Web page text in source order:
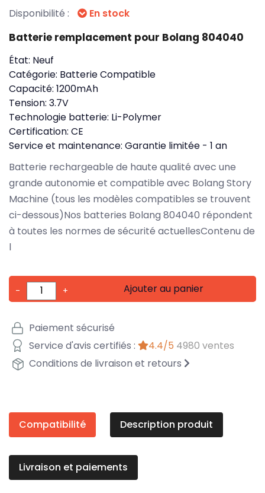
Disponibilité : En stock
Batterie remplacement pour Bolang 804040
État: Neuf
Catégorie: Batterie Compatible
Capacité: 1200mAh
Tension: 3.7V
Technologie batterie: Li-Polymer
Certification: CE
Service et maintenance: Garantie limitée - 1 an
Batterie rechargeable de haute qualité avec une
grande autonomie et compatible avec Bolang Story
Machine (tous les modèles compatibles se trouvent
ci-dessous)Nos batteries Bolang 804040 répondent
à toutes les normes de sécurité actuellesContenu de
l
- + Ajouter au panier
Paiement sécurisé
Service d'avis certifiés :
4.4/5 4980 ventes
Conditions de livraison et retours
Compatibilité Description produit
Livraison et paiements